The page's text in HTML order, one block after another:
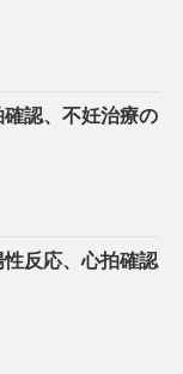
認、不妊治療の
反応、心拍確認